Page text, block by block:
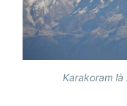
Karakoram